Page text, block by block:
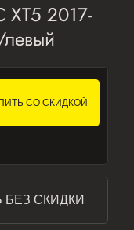
XT5 2017-
СО СКИДКОЙ
БЕЗ СКИДКИ